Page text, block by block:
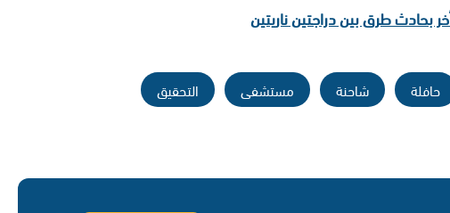
بحادث طرق بين دراجتين ناريتين
حافلة شاحنة مستشفى التحقيق